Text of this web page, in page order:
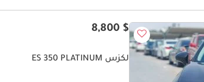
$ 8,800
لكزس ES 350 PLATINUM